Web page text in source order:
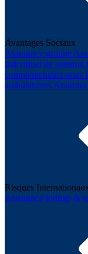
Avantages Sociaux
Assurance groupe
individuel de pension
complémentaire pour
ambulatoires
Risques
Assurance kidnap &